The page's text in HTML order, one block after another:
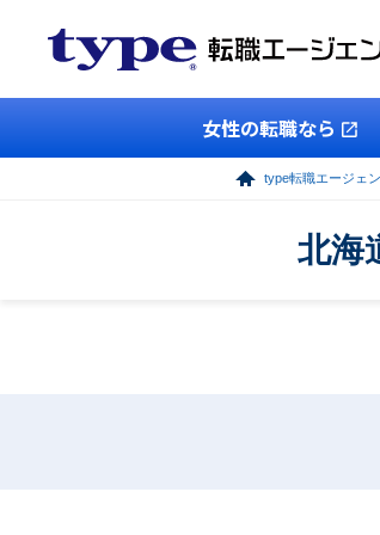
女性の転職なら
type転職エージェ
北海